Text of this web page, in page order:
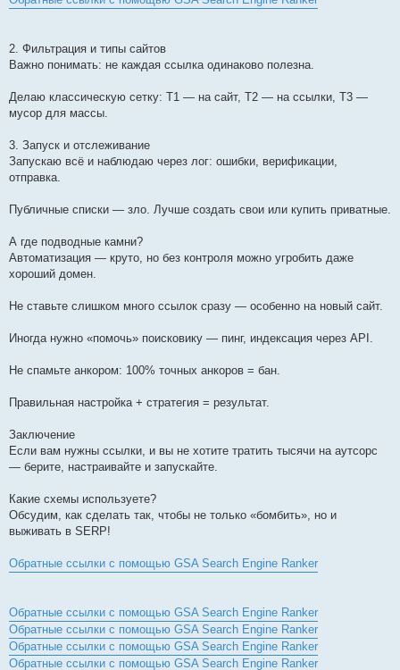
2. Фильтрация и типы сайтов
Важно понимать: не каждая ссылка одинаково полезна.
Делаю классическую сетку: T1 — на сайт, T2 — на ссылки, T3 —
мусор для массы.
3. Запуск и отслеживание
Запускаю всё и наблюдаю через лог: ошибки, верификации,
отправка.
Публичные списки — зло. Лучше создать свои или купить приватные.
А где подводные камни?
Автоматизация — круто, но без контроля можно угробить даже
хороший домен.
Не ставьте слишком много ссылок сразу — особенно на новый сайт.
Иногда нужно «помочь» поисковику — пинг, индексация через API.
Не спамьте анкором: 100% точных анкоров = бан.
Правильная настройка + стратегия = результат.
Заключение
Если вам нужны ссылки, и вы не хотите тратить тысячи на аутсорс
— берите, настраивайте и запускайте.
Какие схемы используете?
Обсудим, как сделать так, чтобы не только «бомбить», но и
выживать в SERP!
Обратные ссылки с помощью GSA Search Engine Ranker
Обратные ссылки с помощью GSA Search Engine Ranker
Обратные ссылки с помощью GSA Search Engine Ranker
Обратные ссылки с помощью GSA Search Engine Ranker
Обратные ссылки с помощью GSA Search Engine Ranker